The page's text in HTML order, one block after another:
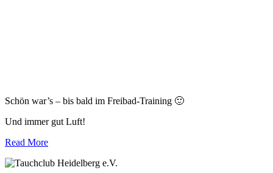
Schön war’s – bis bald im Freibad-Training 🙂
Und immer gut Luft!
Read More